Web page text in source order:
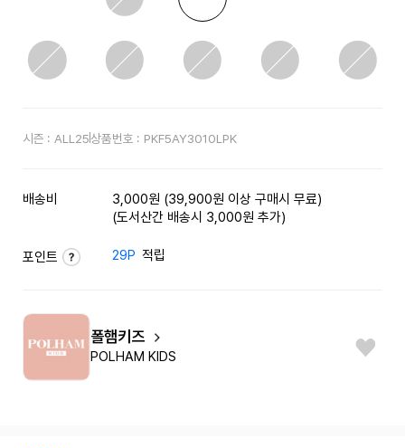
시즌 : ALL25상품번호 : PKF5AY3010LPK
배송비
3,000원 (39,900원 이상 구매시 무료)
(도서산간 배송시 3,000원 추가)
포인트 29P 적립
폴햄키즈
POLHAM KIDS